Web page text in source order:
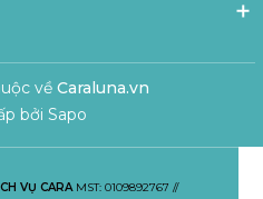
về Caraluna.vn
bởi Sapo
VỤ CARAMST: 0109892767 //